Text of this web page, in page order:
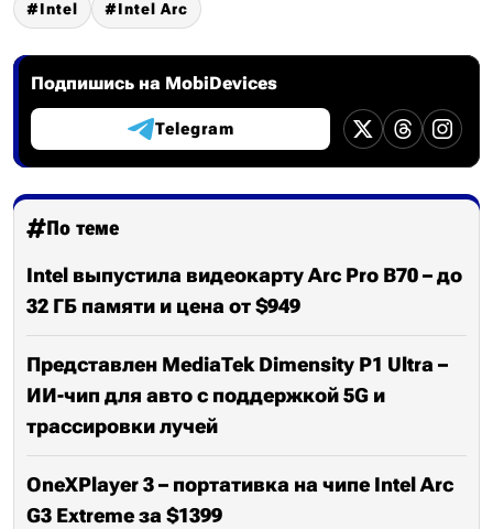
Intel Intel Arc
Подпишись на MobiDevices
Telegram
По теме
Intel выпустила видеокарту Arc Pro B70 – до
32 ГБ памяти и цена от $949
Представлен MediaTek Dimensity P1 Ultra –
ИИ-чип для авто с поддержкой 5G и
трассировки лучей
OneXPlayer 3 – портативка на чипе Intel Arc
G3 Extreme за $1399